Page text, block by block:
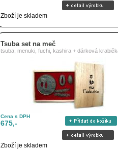
Zboží je skladem
Tsuba set na meč
tsuba, menuki, fuchi, kashira + dárková
Cena s DPH
675,-
Zboží je skladem